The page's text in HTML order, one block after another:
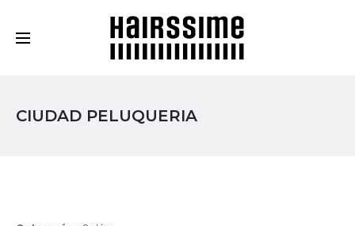
CIUDAD PELUQUERIA